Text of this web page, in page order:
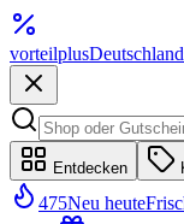
vorteilplus
Entdecken
475Neu heute